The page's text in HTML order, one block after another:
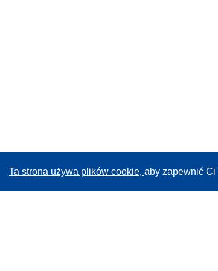
Ta strona używa plików cookie, aby zapewnić